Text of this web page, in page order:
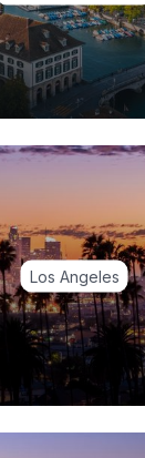
Los Angeles